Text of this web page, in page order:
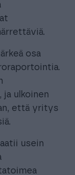
osa
ulkoinen
että yritys
usein